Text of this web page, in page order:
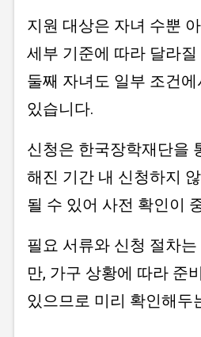
지원 대상은 자녀 수뿐
세부 기준에 따라 달라
둘째 자녀도 일부 조건
있습니다.
신청은 한국장학재단을
해진 기간 내 신청하지
될 수 있어 사전 확인이
필요 서류와 신청 절차
만, 가구 상황에 따라 준
있으므로 미리 확인해두